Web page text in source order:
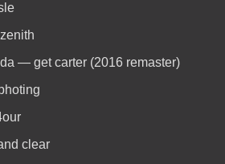
— get carter (2016 remaster)
clear